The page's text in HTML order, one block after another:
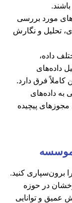
مورد بررسی
تحلیل و نگارش
داده،
داده‌های
کاملاً فرق دارد.
به داده‌های
مجوزهای پیچیده
برون‌سپاری کنید.
در حوزه
عمیق و توانایی